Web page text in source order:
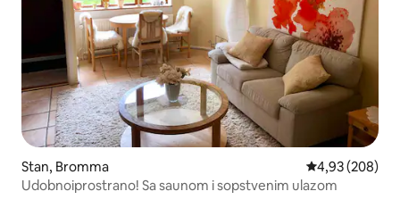
Stan, Bromma Prosečna
4,93 (208)
Udobnoiprostrano! Sa saunom i sopstvenim ulazom